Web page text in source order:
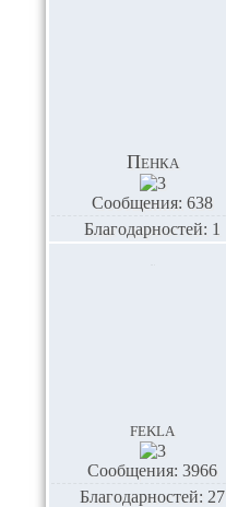
Пенка
Сообщения: 638
Благодарностей: 1
fekla
Сообщения: 3966
Благодарностей: 27